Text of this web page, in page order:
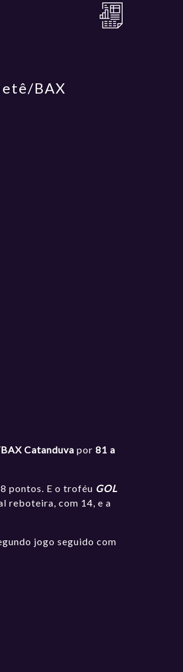
BAX
Catanduva por81 a
pontos. E o troféu GOL
reboteira, com 14, e a
jogo seguido com